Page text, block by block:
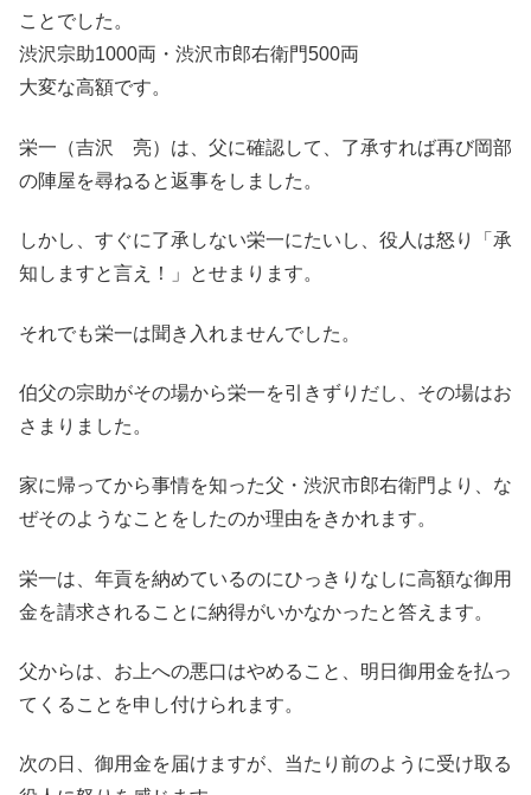
ことでした。
渋沢宗助1000両・渋沢市郎右衛門500両
大変な高額です。
栄一（吉沢 亮）は、父に確認して、了承すれば再び岡部
の陣屋を尋ねると返事をしました。
しかし、すぐに了承しない栄一にたいし、役人は怒り「承
知しますと言え！」とせまります。
それでも栄一は聞き入れませんでした。
伯父の宗助がその場から栄一を引きずりだし、その場はお
さまりました。
家に帰ってから事情を知った父・渋沢市郎右衛門より、な
ぜそのようなことをしたのか理由をきかれます。
栄一は、年貢を納めているのにひっきりなしに高額な御用
金を請求されることに納得がいかなかったと答えます。
父からは、お上への悪口はやめること、明日御用金を払っ
てくることを申し付けられます。
次の日、御用金を届けますが、当たり前のように受け取る